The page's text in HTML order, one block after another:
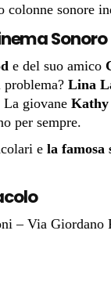
colonne sonore
Sonoro
e del suo amico
Lina
giovane Kathy
per sempre.
e la famosa
– Via Giordano